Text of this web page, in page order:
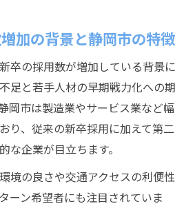
二新卒が有利な理由
安定志向で選ばれる理由を解説
二新卒が有利になる背景とは
二新卒を積極採用する意図
安定職を目指す際のポイント
で得られる安心感と将来性
静岡市公務員を目指す方法
静岡市の公務員に転職する流れ
加の背景と静岡市の特徴
卒の採用数が増加している背景に
足と若手人材の早期戦力化への期
岡市は製造業やサービス業など幅
り、従来の新卒採用に加えて第二
な企業が目立ちます。
境の良さや交通アクセスの利便性
ーン希望者にも注目されていま